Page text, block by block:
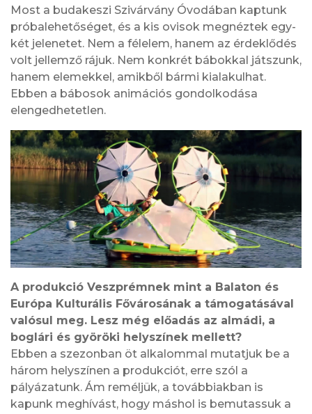
Most a budakeszi Szivárvány Óvodában kaptunk
próbalehetőséget, és a kis ovisok megnéztek egy-
két jelenetet. Nem a félelem, hanem az érdeklődés
volt jellemző rájuk. Nem konkrét bábokkal játszunk,
hanem elemekkel, amikből bármi kialakulhat.
Ebben a bábosok animációs gondolkodása
elengedhetetlen.
A produkció Veszprémnek mint a Balaton és
Európa Kulturális Fővárosának a támogatásával
valósul meg. Lesz még előadás az almádi, a
boglári és györöki helyszínek mellett?
Ebben a szezonban öt alkalommal mutatjuk be a
három helyszínen a produkciót, erre szól a
pályázatunk. Ám reméljük, a továbbiakban is
kapunk meghívást, hogy máshol is bemutassuk a